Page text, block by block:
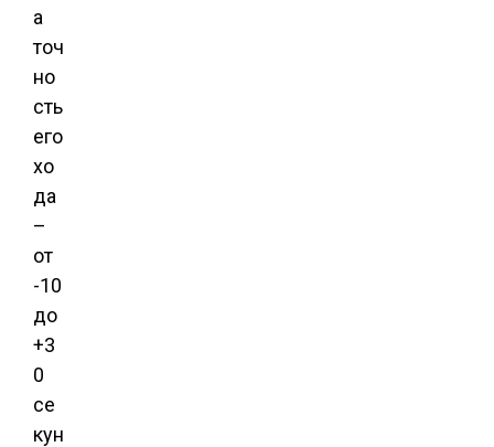
а
точ
но
сть
его
хо
да
–
от
-10
до
+3
0
се
кун